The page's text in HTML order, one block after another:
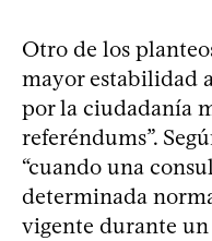
Otro de los
mayor estabilidad
por la ciudadanía
referéndums”.
“cuando una
determinada
vigente durante